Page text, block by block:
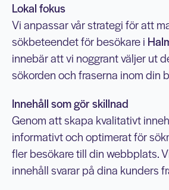
Lokal fokus
Vi anpassar vår strategi för att
sökbeteendet för besökare i
innebär att vi noggrant väljer ut
sökorden och fraserna inom din
Innehåll som gör skillnad
Genom att skapa kvalitativt
informativt och optimerat för
fler besökare till din webbplats.
innehåll svarar på dina kunders